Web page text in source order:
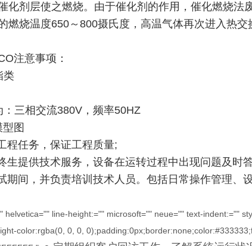
化剂层使之燃烧。由于催化剂的作用，催化燃烧法
燃烧温度650～800摄氏度，高温气体再次进入热
注意事项：
类
三相交流380V，频率50HZ
图
程任务，保证工程质量;
生提供技术服务，设备在运转过程中出现问题及时
期间，并负责培训技术人员。包括日常操作管理、
helvetica="" line-height:="" microsoft="" neue="" text-indent:=""
color:rgba(0, 0, 0,